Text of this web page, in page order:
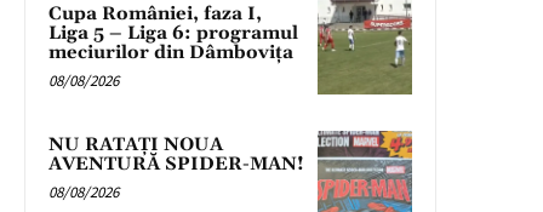
Cupa României, faza I,
Liga 5 – Liga 6: programul
meciurilor din Dâmbovița
08/08/2026
NU RATAȚI NOUA
AVENTURĂ SPIDER-MAN!
08/08/2026